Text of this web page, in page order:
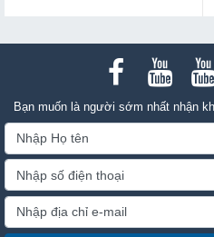
Bạn muốn là người sớm nhất nhận